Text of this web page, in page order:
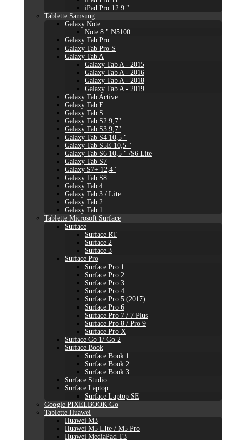
iPad Pro 12.9 "
Tablette Samsung
Galaxy Note
Note 8 " N5100
Galaxy Tab Pro
Galaxy Tab Pro S
Galaxy Tab A
Galaxy Tab A - 2015
Galaxy Tab A - 2016
Galaxy Tab A - 2018
Galaxy Tab A - 2019
Galaxy Tab Active
Galaxy Tab E
Galaxy Tab S
Galaxy Tab S2 9,7"
Galaxy Tab S3 9,7"
Galaxy Tab S4 10,5 "
Galaxy Tab S5E 10,5 "
Galaxy Tab S6 10,5 " /S6 Lite
Galaxy Tab S7
Galaxy S7+ 12,4"
Galaxy Tab S8
Galaxy Tab 4
Galaxy Tab 3 / Lite
Galaxy Tab 2
Galaxy Tab 1
Tablette Microsoft Surface
Surface
Surface RT
Surface 2
Surface 3
Surface Pro
Surface Pro 1
Surface Pro 2
Surface Pro 3
Surface Pro 4
Surface Pro 5 (2017)
Surface Pro 6
Surface Pro 7 / 7 Plus
Surface Pro 8 / Pro 9
Surface Pro X
Surface Go 1/ Go 2
Surface Book
Surface Book 1
Surface Book 2
Surface Book 3
Surface Studio
Surface Laptop
Surface Laptop SE
Google PIXELBOOK Go
Tablette Huawei
Huawei M3
Huawei M5 LIte / M5 Pro
Huawei MediaPad T3